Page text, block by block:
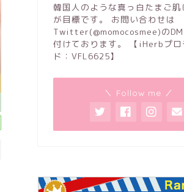
韓国人のような真っ白たまご肌
が目標です。 お問い合わせは
Twitter(@momocosmee)のDM
付けております。 【iHerbプロ
ド：VFL6625】
＼ Follow me ／